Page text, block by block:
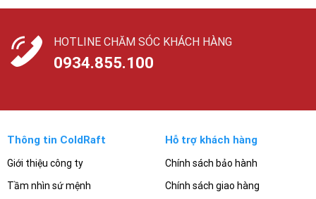
tại
tại
HOTLINE CHĂM SÓC KHÁCH HÀNG
0934.855.100
Thông tin ColdRaft
Giới thiệu công ty
Tầm nhìn sứ mệnh
Hỗ trợ khách hàng
Chính sách bảo hành
Chính sách giao hàng